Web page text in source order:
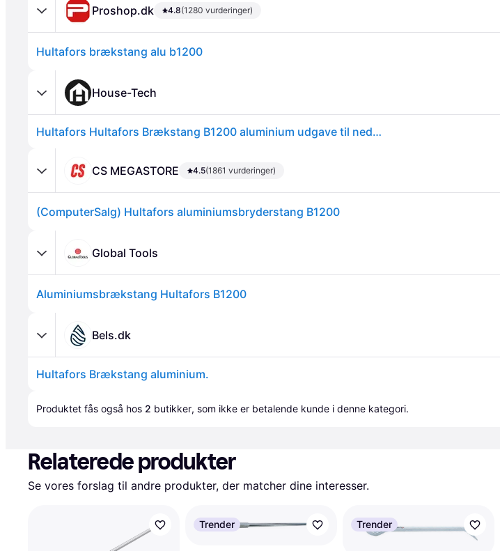
Proshop.dk 4.8(1280 vurderinger)
Hultafors brækstang alu b1200
House-Tech
Hultafors Hultafors Brækstang B1200 aluminium udgave til nedrivning 1 STK
CS MEGASTORE 4.5(1861 vurderinger)
(ComputerSalg) Hultafors aluminiumsbryderstang B1200
Global Tools
Aluminiumsbrækstang Hultafors B1200
Bels.dk
Hultafors Brækstang aluminium.
Produktet fås også hos 2 butikker, som ikke er betalende kunde i denne kategori.
Relaterede produkter
Se vores forslag til andre produkter, der matcher dine interesser.
Trender Trender